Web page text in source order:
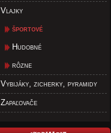
Vlajky
športové
Hudobné
rôzne
Vybijáky, zicherky, pyramidy
Zapaľovače